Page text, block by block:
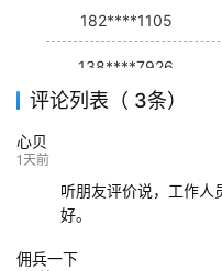
182****1105
138****7926
139****9233
评论列表（ 3条）
心贝
1天前
听朋友评价说，工作人
好。
佣兵一下